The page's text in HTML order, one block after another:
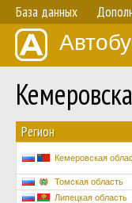
База данных
Регион
Кемеровская
Томская область
Липецкая область